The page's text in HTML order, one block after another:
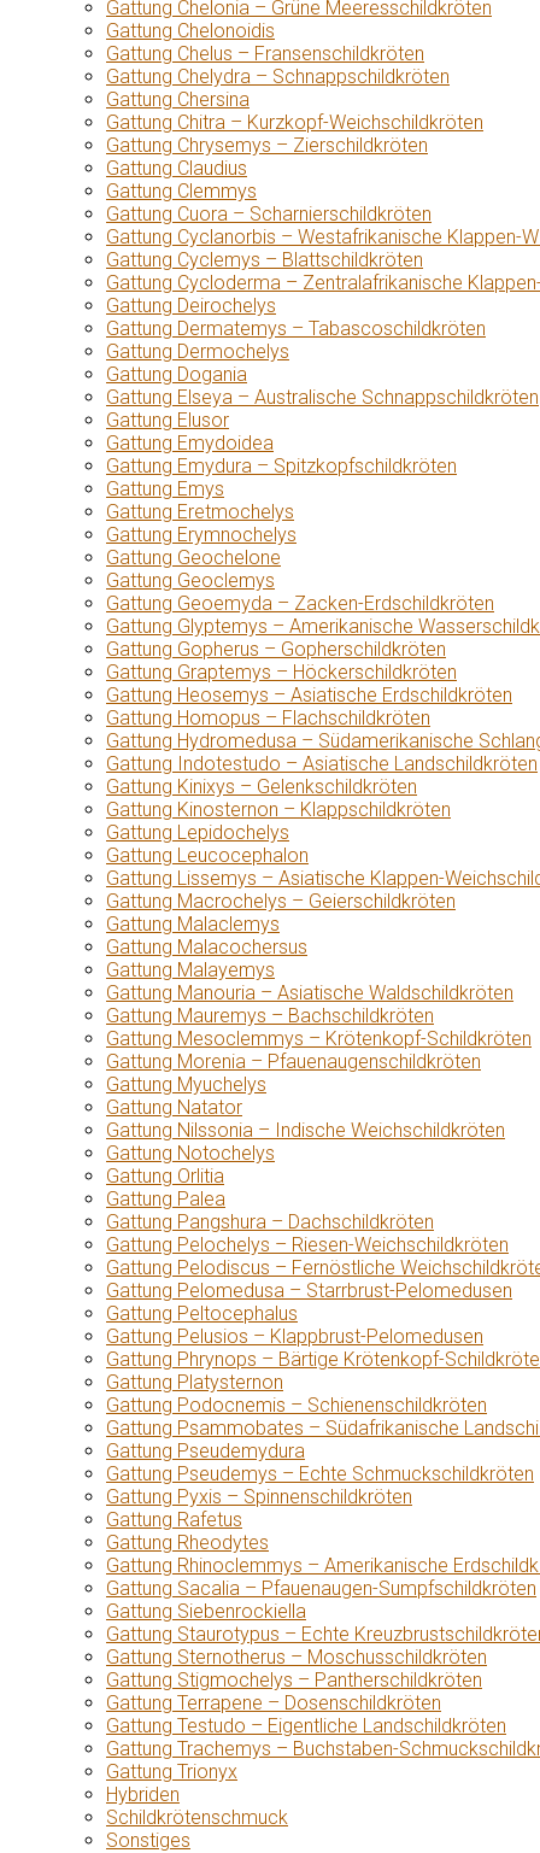
Gattung Chelonia – Grüne Meeresschildkröten
Gattung Chelonoidis
Gattung Chelus – Fransenschildkröten
Gattung Chelydra – Schnappschildkröten
Gattung Chersina
Gattung Chitra – Kurzkopf-Weichschildkröten
Gattung Chrysemys – Zierschildkröten
Gattung Claudius
Gattung Clemmys
Gattung Cuora – Scharnierschildkröten
Gattung Cyclanorbis – Westafrikanische Klappen-
Gattung Cyclemys – Blattschildkröten
Gattung Cycloderma – Zentralafrikanische
Gattung Deirochelys
Gattung Dermatemys – Tabascoschildkröten
Gattung Dermochelys
Gattung Dogania
Gattung Elseya – Australische Schnappschildkröten
Gattung Elusor
Gattung Emydoidea
Gattung Emydura – Spitzkopfschildkröten
Gattung Emys
Gattung Eretmochelys
Gattung Erymnochelys
Gattung Geochelone
Gattung Geoclemys
Gattung Geoemyda – Zacken-Erdschildkröten
Gattung Glyptemys – Amerikanische
Gattung Gopherus – Gopherschildkröten
Gattung Graptemys – Höckerschildkröten
Gattung Heosemys – Asiatische Erdschildkröten
Gattung Homopus – Flachschildkröten
Gattung Hydromedusa – Südamerikanische
Gattung Indotestudo – Asiatische Landschildkröten
Gattung Kinixys – Gelenkschildkröten
Gattung Kinosternon – Klappschildkröten
Gattung Lepidochelys
Gattung Leucocephalon
Gattung Lissemys – Asiatische Klappen-
Gattung Macrochelys – Geierschildkröten
Gattung Malaclemys
Gattung Malacochersus
Gattung Malayemys
Gattung Manouria – Asiatische Waldschildkröten
Gattung Mauremys – Bachschildkröten
Gattung Mesoclemmys – Krötenkopf-Schildkröten
Gattung Morenia – Pfauenaugenschildkröten
Gattung Myuchelys
Gattung Natator
Gattung Nilssonia – Indische Weichschildkröten
Gattung Notochelys
Gattung Orlitia
Gattung Palea
Gattung Pangshura – Dachschildkröten
Gattung Pelochelys – Riesen-Weichschildkröten
Gattung Pelodiscus – Fernöstliche
Gattung Pelomedusa – Starrbrust-Pelomedusen
Gattung Peltocephalus
Gattung Pelusios – Klappbrust-Pelomedusen
Gattung Phrynops – Bärtige Krötenkopf-
Gattung Platysternon
Gattung Podocnemis – Schienenschildkröten
Gattung Psammobates – Südafrikanische
Gattung Pseudemydura
Gattung Pseudemys – Echte Schmuckschildkröten
Gattung Pyxis – Spinnenschildkröten
Gattung Rafetus
Gattung Rheodytes
Gattung Rhinoclemmys – Amerikanische
Gattung Sacalia – Pfauenaugen-Sumpfschildkröten
Gattung Siebenrockiella
Gattung Staurotypus – Echte
Gattung Sternotherus – Moschusschildkröten
Gattung Stigmochelys – Pantherschildkröten
Gattung Terrapene – Dosenschildkröten
Gattung Testudo – Eigentliche Landschildkröten
Gattung Trachemys – Buchstaben-
Gattung Trionyx
Hybriden
Schildkrötenschmuck
Sonstiges